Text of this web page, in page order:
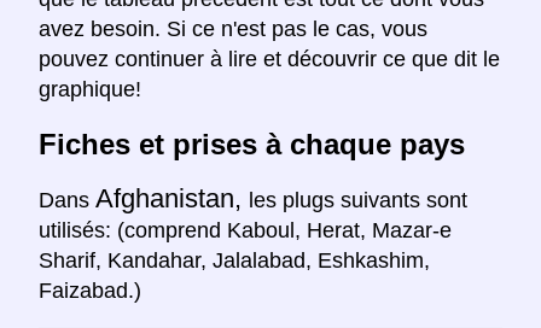
avez besoin. Si ce n'est pas le cas, vous
pouvez continuer à lire et découvrir ce que dit le
graphique!
Fiches et prises à chaque pays
Dans Afghanistan, les plugs suivants sont
utilisés: (comprend Kaboul, Herat, Mazar-e
Sharif, Kandahar, Jalalabad, Eshkashim,
Faizabad.)